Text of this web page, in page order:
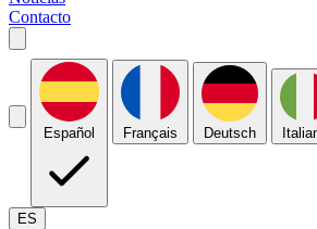
Contacto
Español Français Deutsch
ES